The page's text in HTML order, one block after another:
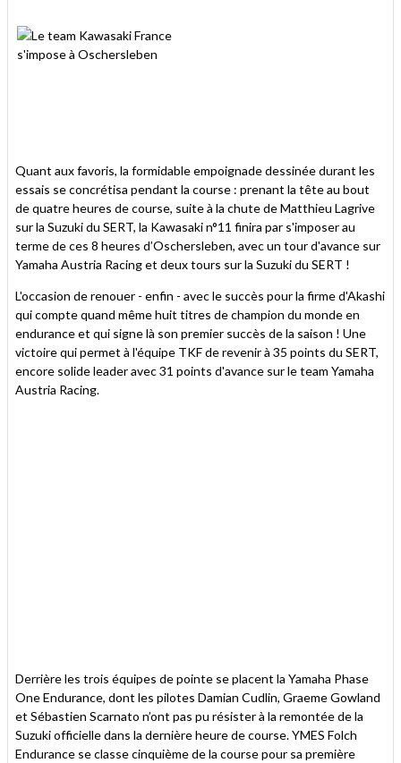
Quant aux favoris, la formidable empoignade dessinée durant les
essais se concrétisa pendant la course : prenant la tête au bout
de quatre heures de course, suite à la chute de Matthieu Lagrive
sur la Suzuki du SERT, la Kawasaki n°11 finira par s'imposer au
terme de ces 8 heures d’Oschersleben, avec un tour d'avance sur
Yamaha Austria Racing et deux tours sur la Suzuki du SERT !
L'occasion de renouer - enfin - avec le succès pour la firme d'Akashi
qui compte quand même huit titres de champion du monde en
endurance et qui signe là son premier succès de la saison ! Une
victoire qui permet à l'équipe TKF de revenir à 35 points du SERT,
encore solide leader avec 31 points d'avance sur le team Yamaha
Austria Racing.
Derrière les trois équipes de pointe se placent la Yamaha Phase
One Endurance, dont les pilotes Damian Cudlin, Graeme Gowland
et Sébastien Scarnato n’ont pas pu résister à la remontée de la
Suzuki officielle dans la dernière heure de course. YMES Folch
Endurance se classe cinquième de la course pour sa première